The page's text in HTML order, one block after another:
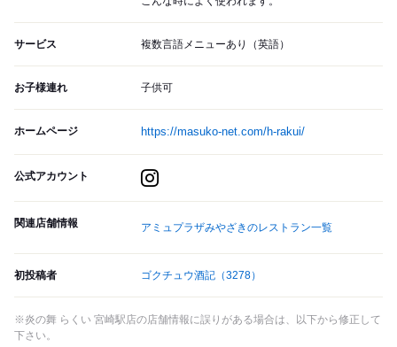
サービス 複数言語メニューあり（英語）
お子様連れ 子供可
ホームページ https://masuko-net.com/h-rakui/
公式アカウント
関連店舗情報 アミュプラザみやざきのレストラン一覧
初投稿者 ゴクチュウ酒記 （3278）
※炎の舞 らくい 宮崎駅店の店舗情報に誤りがある場合は、以下から修正して
下さい。